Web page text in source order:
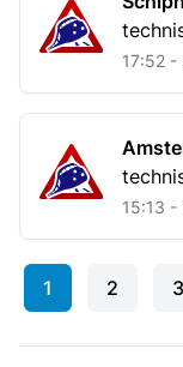
17:52 -
15:13 -
1 2 3